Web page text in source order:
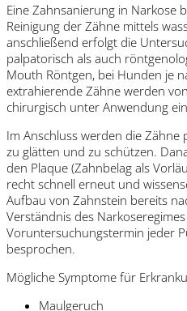
Eine Zahnsanierung in Narkose
Reinigung der Zähne mittels
anschließend erfolgt die
palpatorisch als auch
Mouth Röntgen, bei Hunden je
extrahierende Zähne werden
chirurgisch unter Anwendung
Im Anschluss werden die
zu glätten und zu schützen.
den Plaque (Zahnbelag als
recht schnell erneut und
Aufbau von Zahnstein bereits
Verständnis des
Voruntersuchungstermin jeder
besprochen.
Mögliche Symptome für
Maulgeruch